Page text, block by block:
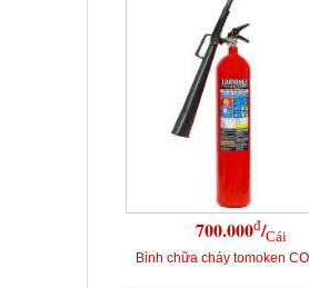
700.000đ/Cái
Bình chữa cháy tomoken